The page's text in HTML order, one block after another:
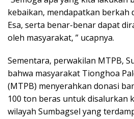
kebaikan, mendapatkan berkah
Esa, serta benar-benar dapat
oleh masyarakat, ” ucapnya.
Sementara, perwakilan MTPB,
bahwa masyarakat Tionghoa
(MTPB) menyerahkan donasi
100 ton beras untuk disalurkan
wilayah Sumbagsel yang